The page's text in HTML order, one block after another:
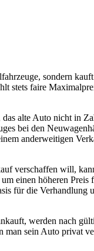
sondern
stets faire
alte Auto nicht in
bei den
anderweitigen
verschaffen will,
einen höheren Preis
für die Verhandlung
werden nach
man sein Auto privat